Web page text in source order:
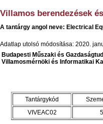
Villamos berendezések
A tantárgy angol neve: Electrical
Adatlap utolsó módosítása: 2020.
Budapesti Műszaki és
Villamosmérnöki és Informatikai
Tantárgykód
VIVEAC02
5